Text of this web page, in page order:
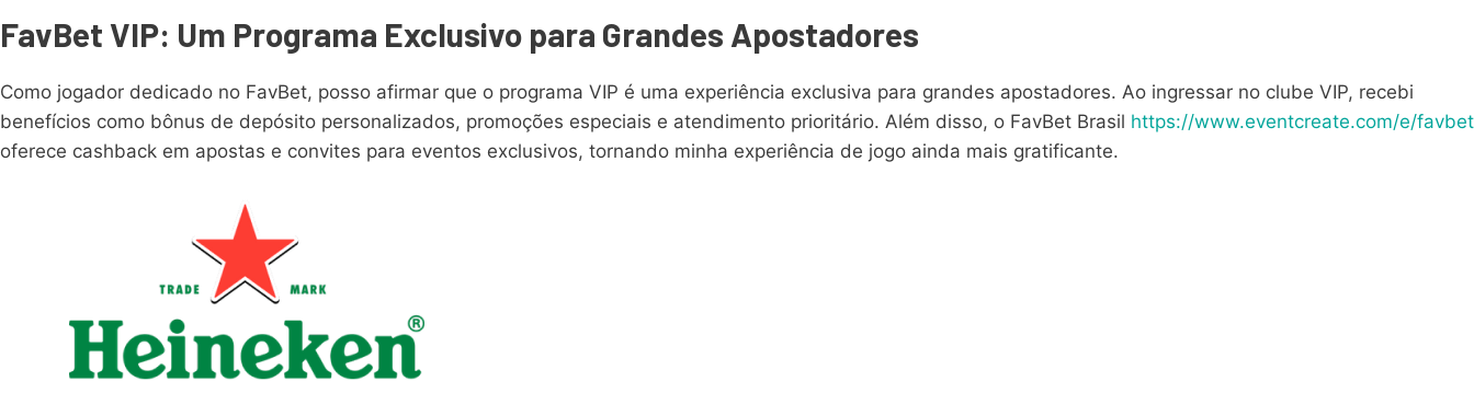
FavBet VIP: Um Programa Exclusivo para Grandes Apostadores
Como jogador dedicado no FavBet, posso afirmar que o programa VIP é uma experiência exclusiva para grandes apostadores. Ao ingressar no clube VIP, recebi
benefícios como bônus de depósito personalizados, promoções especiais e atendimento prioritário. Além disso, o FavBet Brasil https://www.eventcreate.com/e/favbet
oferece cashback em apostas e convites para eventos exclusivos, tornando minha experiência de jogo ainda mais gratificante.